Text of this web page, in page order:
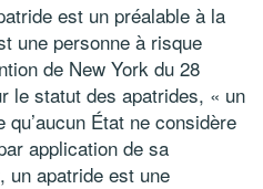
est un préalable à la
une personne à risque
de New York du 28
le statut des apatrides, « un
État ne considère
application de sa
un apatride est une